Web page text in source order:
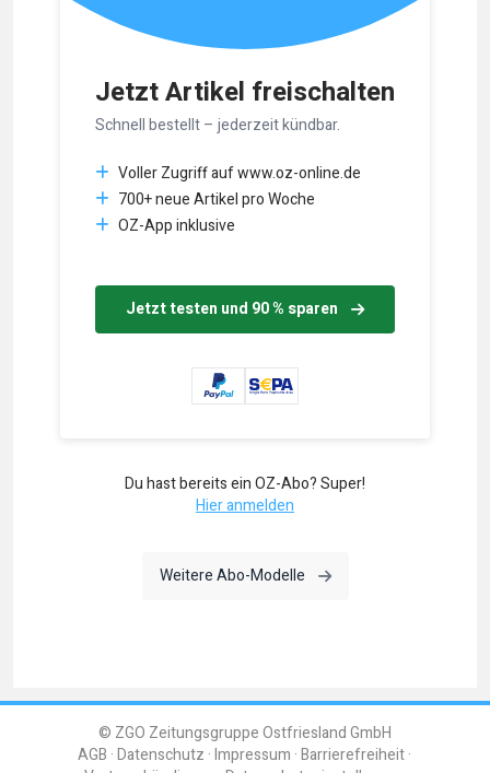
Jetzt Artikel freischalten
Schnell bestellt – jederzeit kündbar.
Voller Zugriff auf www.oz-online.de
700+ neue Artikel pro Woche
OZ-App inklusive
Jetzt testen und 90 % sparen
Du hast bereits ein OZ-Abo? Super!
Hier anmelden
Weitere Abo-Modelle
© ZGO Zeitungsgruppe Ostfriesland GmbH
AGB Datenschutz Impressum Barrierefreiheit